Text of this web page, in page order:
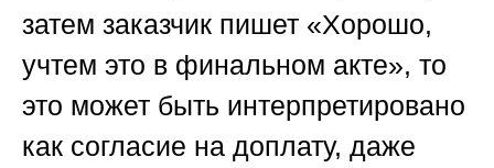
затем заказчик пишет «Хорошо,
учтем это в финальном акте», то
это может быть интерпретировано
как согласие на доплату, даже